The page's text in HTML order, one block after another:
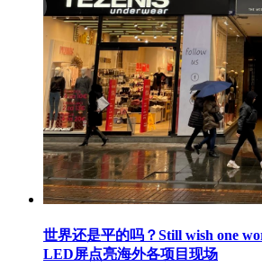
世界还是平的吗？Still wish one
LED屏点亮海外各项目现场